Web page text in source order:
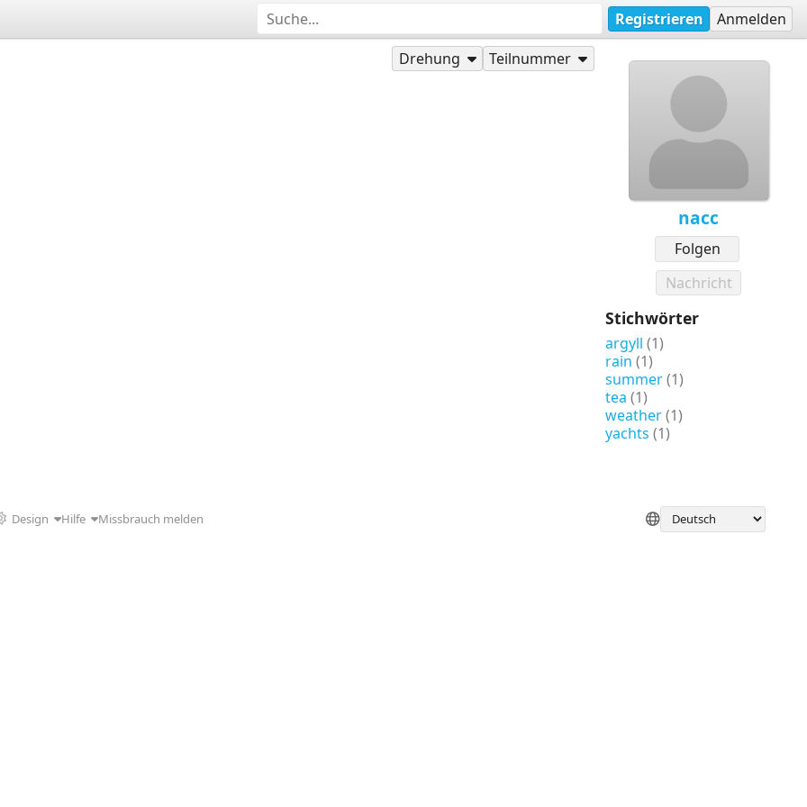
Registrieren Anmelden
nacc
Folgen
Nachricht
Stichwörter
argyll (1)
rain (1)
summer(1)
tea (1)
weather(1)
yachts (1)
Drehung
Teilnummer
Design Hilfe Missbrauch melden